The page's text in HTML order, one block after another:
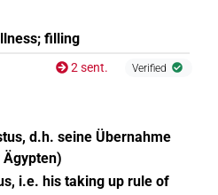
filling
2 sent. Verified
d.h. seine Übernahme
i.e. his taking up rule of